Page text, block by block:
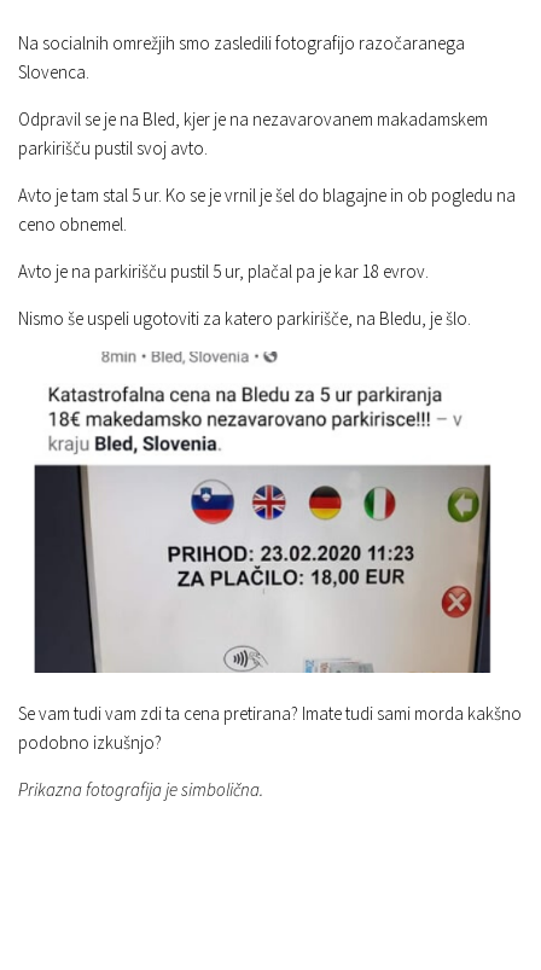
Na socialnih omrežjih smo zasledili fotografijo razočaranega
Slovenca.
Odpravil se je na Bled, kjer je na nezavarovanem makadamskem
parkirišču pustil svoj avto.
Avto je tam stal 5 ur. Ko se je vrnil je šel do blagajne in ob pogledu na
ceno obnemel.
Avto je na parkirišču pustil 5 ur, plačal pa je kar 18 evrov.
Nismo še uspeli ugotoviti za katero parkirišče, na Bledu, je šlo.
Se vam tudi vam zdi ta cena pretirana? Imate tudi sami morda kakšno
podobno izkušnjo?
Prikazna fotografija je simbolična.